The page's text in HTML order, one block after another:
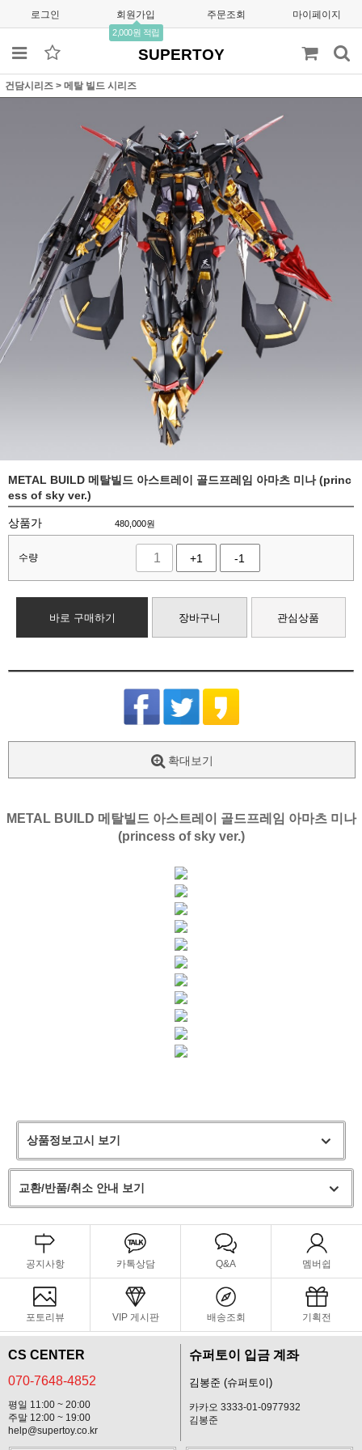
로그인 회원가입
2,000원 적립
주문조회 마이페이지
SUPERTOY
건담시리즈 > 메탈 빌드 시리즈
METAL BUILD 메탈빌드 아스트레이 골드프레임 아마츠 미나 (princ
ess of sky ver.)
상품가 480,000원
수량 +1 -1
바로 구매하기 장바구니 관심상품
확대보기
METAL BUILD 메탈빌드 아스트레이 골드프레임 아마츠 미나
(princess of sky ver.)
상품정보고시 보기
교환/반품/취소 안내 보기
공지사항 카톡상담 Q&A 멤버쉽
포토리뷰 VIP 게시판 배송조회 기획전
CS CENTER
070-7648-4852
평일 11:00 ~ 20:00
주말 12:00 ~ 19:00
help@supertoy.co.kr
슈퍼토이 입금 계좌
김봉준 (슈퍼토이)
카카오 3333-01-0977932
김봉준